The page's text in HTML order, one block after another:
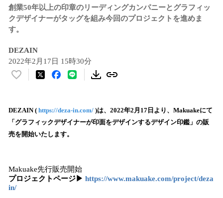
創業50年以上の印章のリーディングカンパニーとグラフィッ
クデザイナーがタッグを組み今回のプロジェクトを進めま
す。
DEZAIN
2022年2月17日 15時30分
い
！
数
を
み
中
DEZAIN ( https://deza-in.com/ )は、2022年2月17日より、Makuakeにて
「グラフィックデザイナーが印面をデザインするデザイン印鑑」の販
売を開始いたします。
Makuake先行販売開始
プロジェクトページ▶ https://www.makuake.com/project/deza
in/